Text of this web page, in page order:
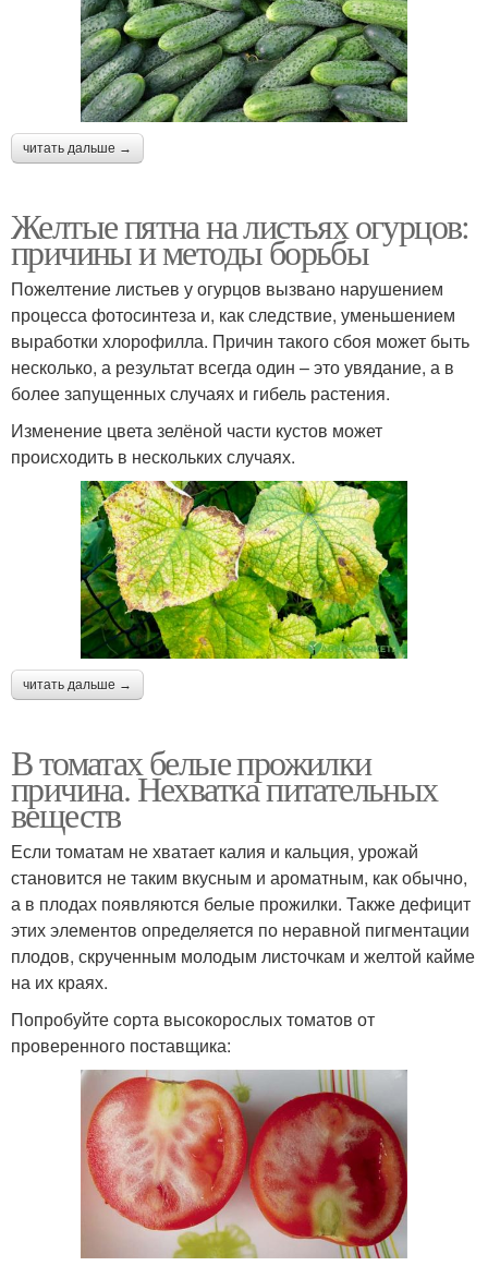
читать дальше →
Желтые пятна на листьях огурцов:
причины и методы борьбы
Пожелтение листьев у огурцов вызвано нарушением
процесса фотосинтеза и, как следствие, уменьшением
выработки хлорофилла. Причин такого сбоя может быть
несколько, а результат всегда один – это увядание, а в
более запущенных случаях и гибель растения.
Изменение цвета зелёной части кустов может
происходить в нескольких случаях.
читать дальше →
В томатах белые прожилки
причина. Нехватка питательных
веществ
Если томатам не хватает калия и кальция, урожай
становится не таким вкусным и ароматным, как обычно,
а в плодах появляются белые прожилки. Также дефицит
этих элементов определяется по неравной пигментации
плодов, скрученным молодым листочкам и желтой кайме
на их краях.
Попробуйте сорта высокорослых томатов от
проверенного поставщика: